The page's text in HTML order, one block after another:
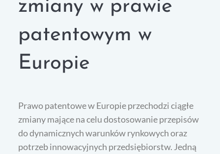
zmiany w prawie
patentowym w
Europie
Prawo patentowe w Europie przechodzi ciągłe
zmiany mające na celu dostosowanie przepisów
do dynamicznych warunków rynkowych oraz
potrzeb innowacyjnych przedsiębiorstw. Jedną